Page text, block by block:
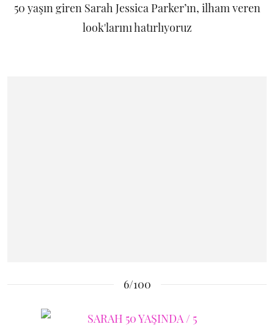
50 yaşın giren Sarah Jessica Parker’ın, ilham veren
look'larını hatırlıyoruz
6/100